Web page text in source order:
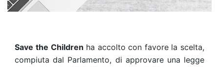
Save the Children ha accolto con favore la scelta,
compiuta dal Parlamento, di approvare una legge